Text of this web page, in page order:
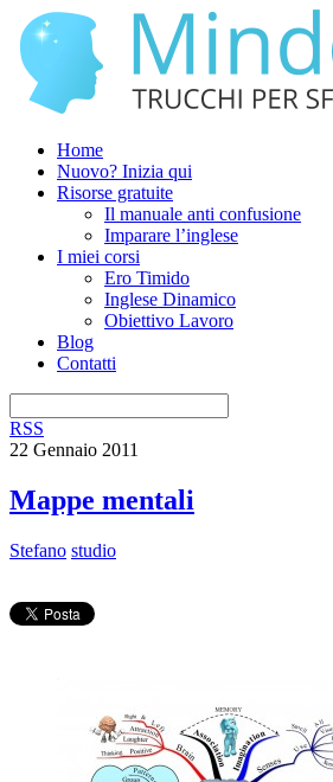
Home
Nuovo? Inizia qui
Risorse gratuite
Il manuale anti confusione
Imparare l’inglese
I miei corsi
Ero Timido
Inglese Dinamico
Obiettivo Lavoro
Blog
Contatti
RSS
22 Gennaio 2011
Mappe mentali
Stefano studio